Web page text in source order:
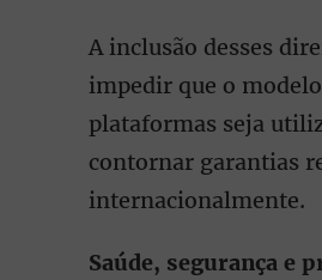
A inclusão desses
impedir que o
plataformas seja
contornar garantias
internacionalmente.
Saúde, segurança e